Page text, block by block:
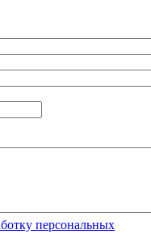
персональных